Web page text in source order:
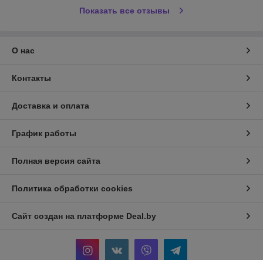
Показать все отзывы
О нас
Контакты
Доставка и оплата
График работы
Полная версия сайта
Политика обработки cookies
Сайт создан на платформе Deal.by